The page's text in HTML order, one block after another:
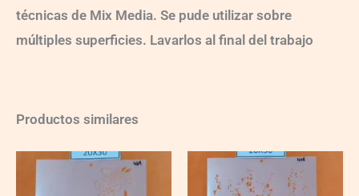
técnicas de Mix Media. Se pude utilizar sobre
múltiples superficies. Lavarlos al final del trabajo
Productos similares
I469
I478
quantity